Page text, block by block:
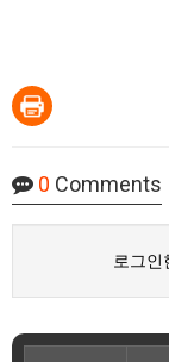
0 Comments
로그인